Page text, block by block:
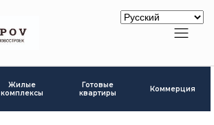
Жилые
комплексы
Готовые
квартиры
Коммерция